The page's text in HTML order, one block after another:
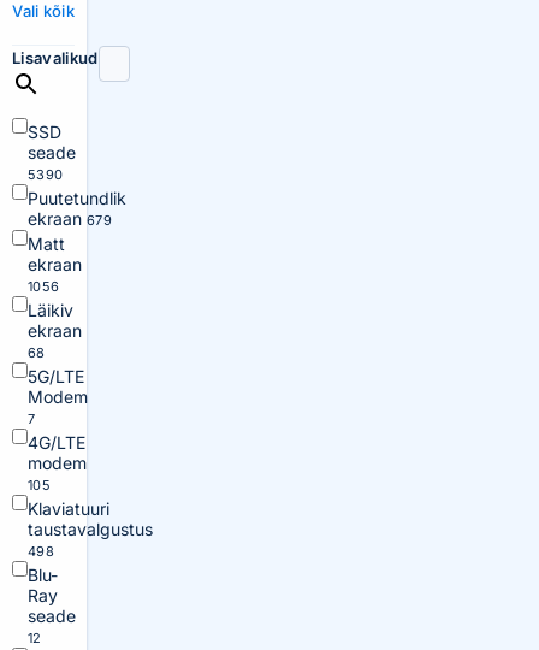
Vali kõik
Lisavalikud
SSD
seade
5390
Puutetundlik
ekraan 679
Matt
ekraan
1056
Läikiv
ekraan
68
5G/LTE
Modem
7
4G/LTE
modem
105
Klaviatuuri
taustavalgustus
498
Blu-
Ray
seade
12